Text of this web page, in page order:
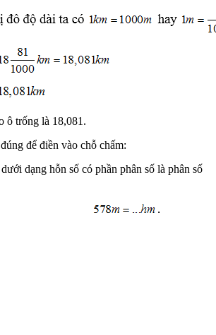
ô trống là 18,081.
để điền vào chỗ chấm:
dạng hỗn số có phần phân số là phân số